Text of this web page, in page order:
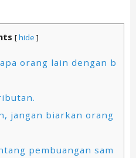
[hide ]
orang lain dengan b
jangan biarkan orang
pembuangan sam